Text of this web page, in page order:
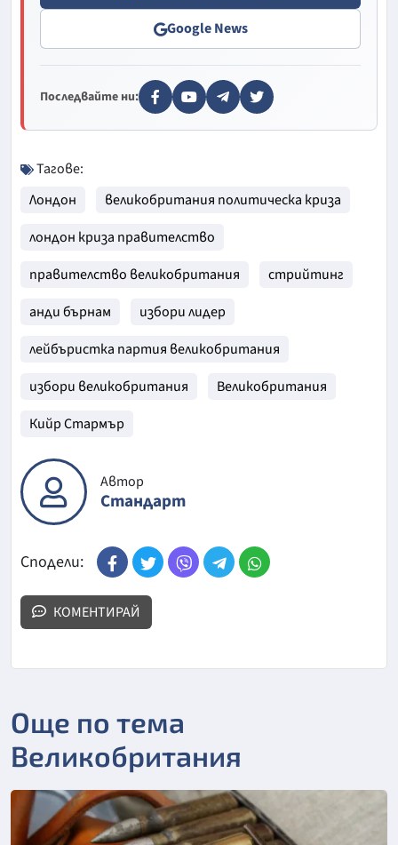
Google News
Последвайте ни:
Тагове:
Лондон
великобритания политическа криза
лондон криза правителство
правителство великобритания
стрийтинг
анди бърнам
избори лидер
лейбъристка партия великобритания
избори великобритания
Великобритания
Кийр Стармър
Автор
Стандарт
Сподели:
КОМЕНТИРАЙ
Още по тема
Великобритания